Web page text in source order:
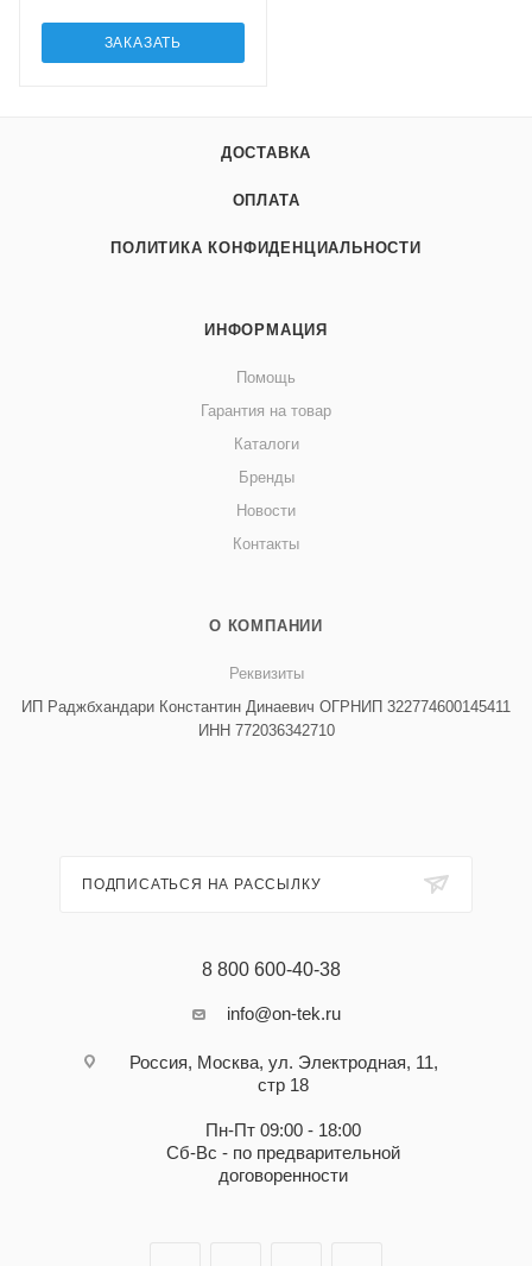
ЗАКАЗАТЬ
ДОСТАВКА
ОПЛАТА
ПОЛИТИКА КОНФИДЕНЦИАЛЬНОСТИ
ИНФОРМАЦИЯ
Помощь
Гарантия на товар
Каталоги
Бренды
Новости
Контакты
О КОМПАНИИ
Реквизиты
ИП Раджбхандари Константин Динаевич ОГРНИП 322774600145411
ИНН 772036342710
ПОДПИСАТЬСЯ НА РАССЫЛКУ
8 800 600-40-38
info@on-tek.ru
Россия, Москва, ул. Электродная, 11,
стр 18
Пн-Пт 09:00 - 18:00
Сб-Вс - по предварительной
договоренности